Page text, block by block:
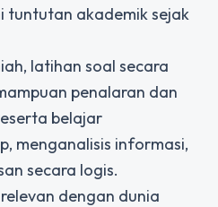
tuntutan akademik sejak
latihan soal secara
penalaran dan
belajar
menganalisis informasi,
secara logis.
dengan dunia